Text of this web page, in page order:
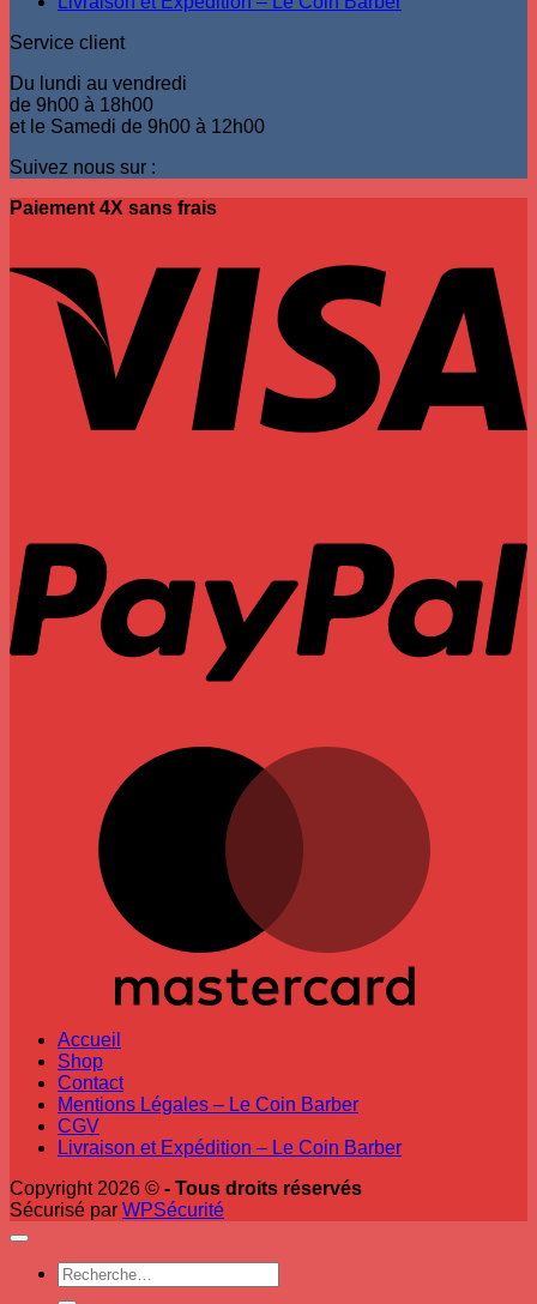
Service client
Du lundi au vendredi
de 9h00 à 18h00
et le Samedi de 9h00 à 12h00
Suivez nous sur :
Paiement 4X sans frais
Accueil
Shop
Contact
Mentions Légales – Le Coin Barber
CGV
Livraison et Expédition – Le Coin Barber
Copyright 2026 © - Tous droits réservés
Sécurisé par WPSécurité
Recherche
pour :